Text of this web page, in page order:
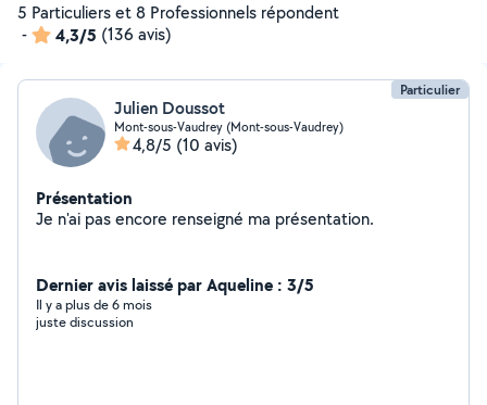
5 Particuliers et 8 Professionnels répondent
-
4,3/5 (136 avis)
Particulier
Julien Doussot
Mont-sous-Vaudrey (Mont-sous-Vaudrey)
4,8/5 (10 avis)
Présentation
Je n'ai pas encore renseigné ma présentation.
Dernier avis laissé par Aqueline : 3/5
Il y a plus de 6 mois
juste discussion